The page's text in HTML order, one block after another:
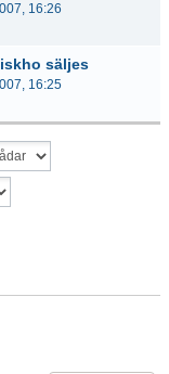
16:26
säljes
16:25